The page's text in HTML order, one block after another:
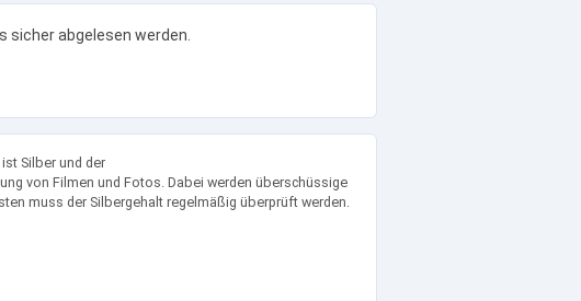
sicher abgelesen werden.
Silber und der
von Filmen und Fotos. Dabei werden überschüssige
muss der Silbergehalt regelmäßig überprüft werden.